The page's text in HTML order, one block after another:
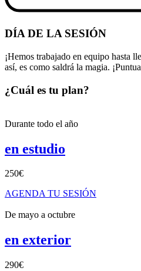
DÍA DE LA SESIÓN
¡Hemos trabajado en equipo hasta
así, es como saldrá la magia.
¿Cuál es tu plan?
Durante todo el año
en estudio
250€
AGENDA TU SESIÓN
De mayo a octubre
en exterior
290€